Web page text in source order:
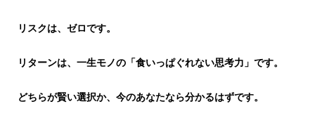
リスクは、ゼロです。
リターンは、一生モノの「食いっぱぐれない思考力」です。
どちらが賢い選択か、今のあなたなら分かるはずです。